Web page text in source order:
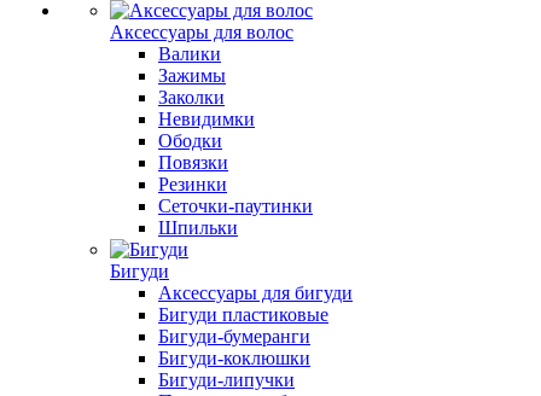
Аксессуары для волос
Валики
Зажимы
Заколки
Невидимки
Ободки
Повязки
Резинки
Сеточки-паутинки
Шпильки
Бигуди
Аксессуары для бигуди
Бигуди пластиковые
Бигуди-бумеранги
Бигуди-коклюшки
Бигуди-липучки